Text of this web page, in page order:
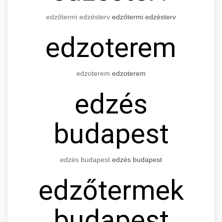
edzőtermi edzésterv edzőtermi edzésterv
edzoterem
edzoterem edzoterem
edzés
budapest
edzés budapest edzés budapest
edzőtermek